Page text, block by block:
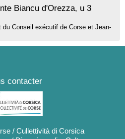
Biancu d'Orezza, u 3
Conseil exécutif de Corse et Jean-
contacter
/ Cullettività di Corsica